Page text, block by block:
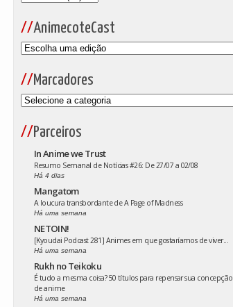
AnimecoteCast
Marcadores
Parceiros
In Anime we Trust
Resumo Semanal de Notícias #26: De 27/07 a 02/08
Há 4 dias
Mangatom
A loucura transbordante de A Page of Madness
Há uma semana
NETOIN!
[Kyoudai Podcast 281] Animes em que gostaríamos de viver...
Há uma semana
Rukh no Teikoku
É tudo a mesma coisa? 50 títulos para repensar sua concepção
de anime
Há uma semana